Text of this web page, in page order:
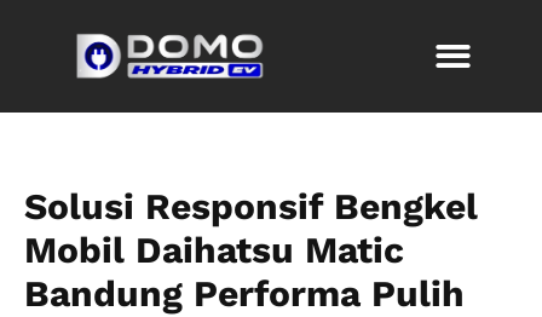
Solusi Responsif Bengkel
Mobil Daihatsu Matic
Bandung Performa Pulih